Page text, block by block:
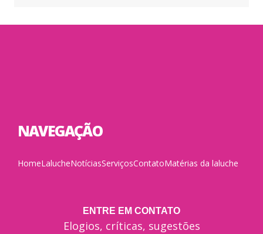
NAVEGAÇÃO
HomeLalucheNotíciasServiçosContatoMatérias da laluche
ENTRE EM CONTATO
Elogios, críticas, sugestões